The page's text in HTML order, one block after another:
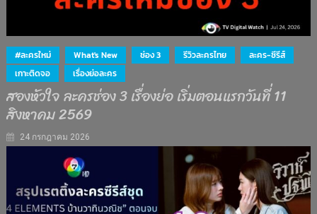
#ละครใหม่ What's New ช่อง 3 รีวิวละครไทย
ละคร-ซีรีส์
เกาะติดจอ
เรื่องย่อละคร
สองหัวใจ ละครช่อง 3 เรื่องย่อ เริ่มตอนแรกวันที่ 11
สิงหาคม 2569
24 กรกฎาคม 2026